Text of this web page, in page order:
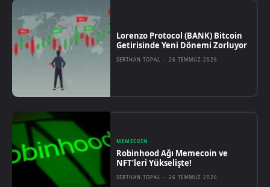
Lorenzo Protocol (BANK) Bitcoin
Getirisinde Yeni Dönemi Zorluyor
SERTHAN TOPAL - 26 TEMMUZ 2026
MEMECOIN
Robinhood Ağı Memecoin ve
NFT’leri Yükselişte!
SERTHAN TOPAL - 26 TEMMUZ 2026